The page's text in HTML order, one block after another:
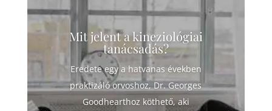
Mit jelent a kineziológiai
tanácsadás?
Eredete egy a hatvanas években
praktizáló orvoshoz, Dr. Georges
Goodhearthoz köthető, aki